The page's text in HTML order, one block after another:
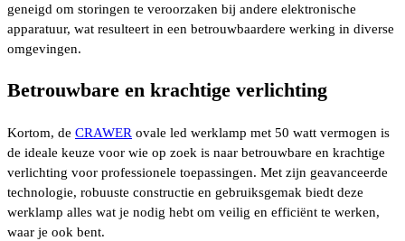
geneigd om storingen te veroorzaken bij andere elektronische
apparatuur, wat resulteert in een betrouwbaardere werking in diverse
omgevingen.
Betrouwbare en krachtige verlichting
Kortom, de CRAWER ovale led werklamp met 50 watt vermogen is
de ideale keuze voor wie op zoek is naar betrouwbare en krachtige
verlichting voor professionele toepassingen. Met zijn geavanceerde
technologie, robuuste constructie en gebruiksgemak biedt deze
werklamp alles wat je nodig hebt om veilig en efficiënt te werken,
waar je ook bent.